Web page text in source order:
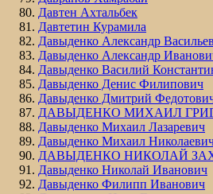
Давтен Ахтальбек
Давтетин Курамила
Давыденко Александр
Давыденко Александр
Давыденко Василий
Давыденко Денис Филипович
Давыденко Дмитрий
ДАВЫДЕНКО МИХАИЛ
Давыденко Михаил Лазаревич
Давыденко Михаил
ДАВЫДЕНКО НИКОЛАЙ
Давыденко Николай Иванович
Давыденко Филипп Иванович